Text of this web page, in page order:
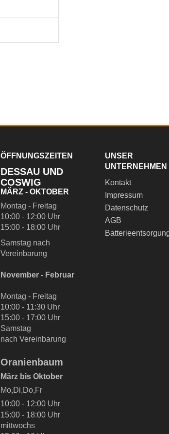
ÖFFNUNGSZEITEN
DESSAU UND
COSWIG
MÄRZ - OKTOBER
Montag - Freitag
10:00 - 12:00 Uhr
15:00 - 18:00 Uhr
Samstag nach
Vereinbarung
November - Februar
Montag - Freitag
10:00 - 11:30 Uhr
15:00 - 17:00 Uhr
Samstag
nach Vereinbarung
Oranienbaum
März bis Oktober
Mo,Di,Do,Fr
10:00 - 12:00 Uhr
15:00 - 18:00 Uhr
mittwochs
UNSER
UNTERNEHMEN
Kontakt
Impressum
Datenschutz
AGB